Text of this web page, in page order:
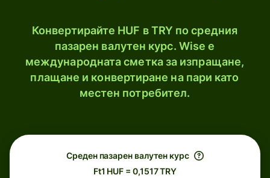
Конвертирайте HUF в TRY по средния
пазарен валутен курс. Wise е
международната сметка за изпращане,
плащане и конвертиране на пари като
местен потребител.
Среден пазарен валутен курс
Ft1 HUF = 0,1517 TRY